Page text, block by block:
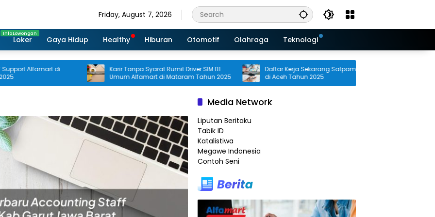
Friday, August 7, 2026
Loker Gaya Hidup Healthy Hiburan Otomotif Olahraga Teknologi
Alfamart di
Karir Tanpa Syarat Rumit Driver SIM B1
Umum Alfamart di Mataram Tahun 2025
Daftar Kerja Sekarang Satpam Alfamart
di Aceh Tahun 2025
Media Network
Liputan Beritaku
Tabik ID
Katalistiwa
Megawe Indonesia
Contoh Seni